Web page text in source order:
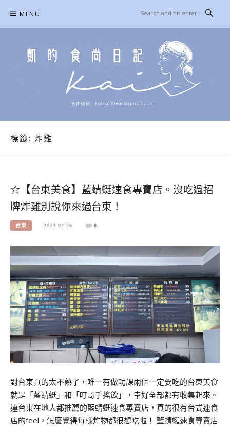
content
MENU
標籤: 炸雞
☆【台東美食】藍蜻蜓速食專賣店。沒吃過招
牌炸雞別說你來過台東！
台東 2023-02-26 0
對台東真的太不熟了，唯一有做功課兩個一定要吃的台東美食
就是「藍蜻蜓」和「叮哥手搖飲」，幸好全部都有收集起來。
連台東在地人都推薦的藍蜻蜓速食專賣店，真的很有台式速食
店的feel，怎麼覺得每樣炸物都很想吃啦！ 藍蜻蜓速食專賣店